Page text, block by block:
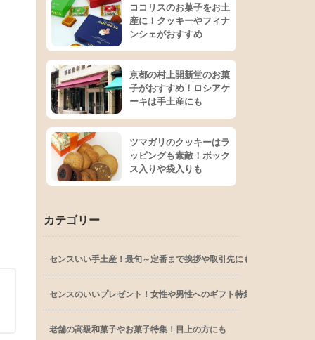
ココリスのお菓子をお土
産に！クッキーやフィナ
ンシェがおすすめ
京都の村上開新堂のお菓
子がおすすめ！ロシアケ
ーキは手土産にも
ツマガリのクッキーはラ
ッピングも素敵！ボック
ス入りや袋入りも
カテゴリー
センスいい手土産！最旬～定番まで挨拶や取引先にも
センスのいいプレゼント！女性や男性へのギフト特集
老舗の高級和菓子やお菓子特集！目上の方にも